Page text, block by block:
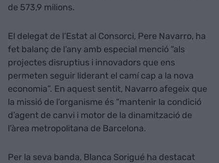
de 573,9 milions.
El delegat de l’Estat al Consorci, Pere Navarro, ha
fet balanç de l’any amb especial menció “als
projectes disruptius i innovadors que ens
permeten seguir liderant el camí cap a la nova
economia”. En aquest sentit, Navarro afegeix que
la missió de l’organisme és “mantenir la condició
d’agent de canvi i motor de la dinamització de
l’àrea metropolitana de Barcelona.
Per la seva banda, Blanca Sorigué ha destacat